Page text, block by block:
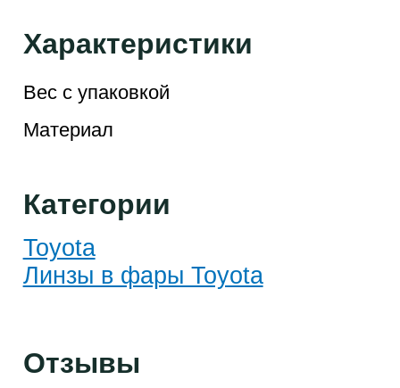
Характеристики
Вес с упаковкой
Материал
Категории
Toyota
Линзы в фары Toyota
Отзывы